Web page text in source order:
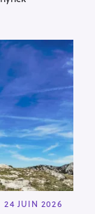
24 JUIN 2026